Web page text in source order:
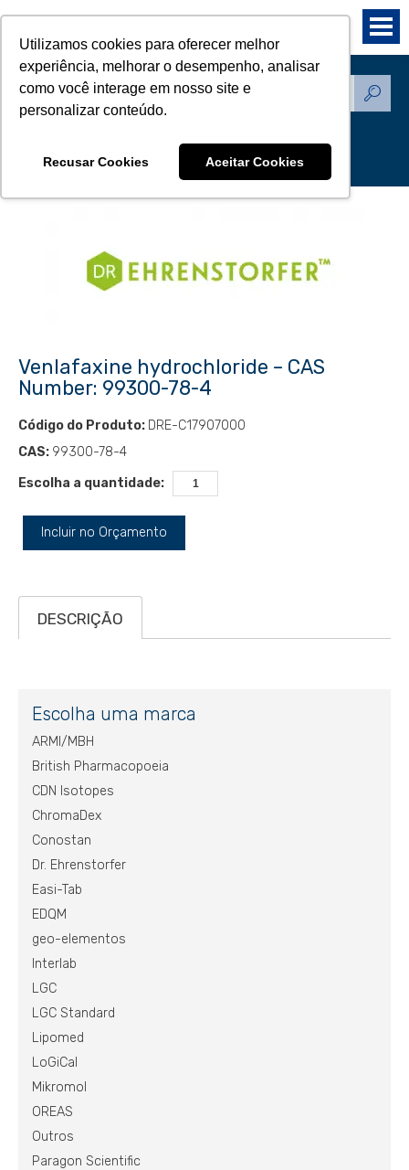
Utilizamos cookies para oferecer melhor
experiência, melhorar o desempenho, analisar
como você interage em nosso site e
personalizar conteúdo.
Recusar Cookies Aceitar Cookies
Produtos - Padrões de
Venlafaxine hydrochloride – CAS
Number: 99300-78-4
Código do Produto: DRE-C17907000
CAS: 99300-78-4
Escolha a quantidade:
Incluir no Orçamento
DESCRIÇÃO
Escolha uma marca
ARMI/MBH
British Pharmacopoeia
CDN Isotopes
ChromaDex
Conostan
Dr. Ehrenstorfer
Easi-Tab
EDQM
geo-elementos
Interlab
LGC
LGC Standard
Lipomed
LoGiCal
Mikromol
OREAS
Outros
Paragon Scientific